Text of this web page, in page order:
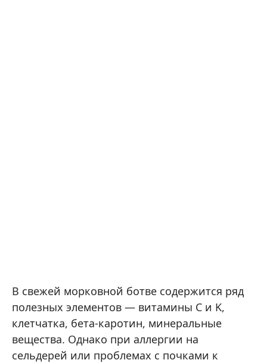
В свежей морковной ботве содержится ряд
полезных элементов — витамины C и K,
клетчатка, бета-каротин, минеральные
вещества. Однако при аллергии на
сельдерей или проблемах с почками к